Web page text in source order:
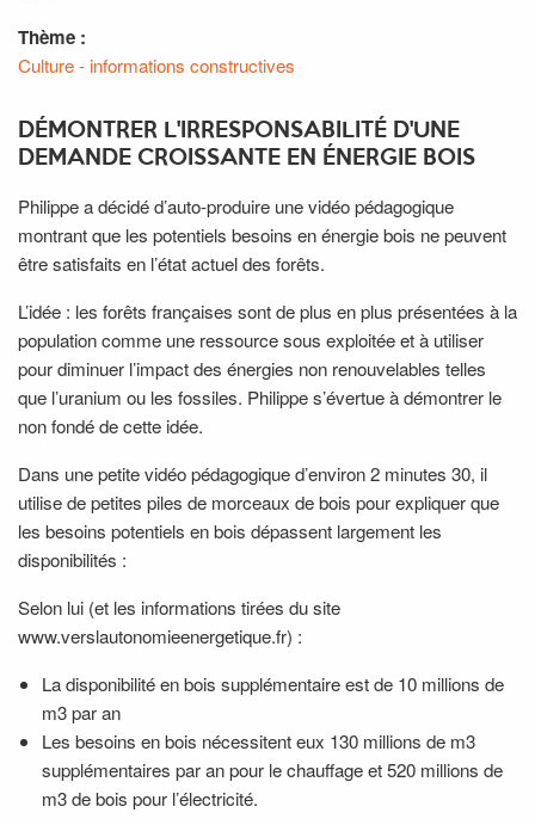
Thème :
Culture - informations constructives
DÉMONTRER L'IRRESPONSABILITÉ D'UNE
DEMANDE CROISSANTE EN ÉNERGIE BOIS
Philippe a décidé d’auto-produire une vidéo pédagogique
montrant que les potentiels besoins en énergie bois ne peuvent
être satisfaits en l’état actuel des forêts.
L’idée : les forêts françaises sont de plus en plus présentées à la
population comme une ressource sous exploitée et à utiliser
pour diminuer l’impact des énergies non renouvelables telles
que l’uranium ou les fossiles. Philippe s’évertue à démontrer le
non fondé de cette idée.
Dans une petite vidéo pédagogique d’environ 2 minutes 30, il
utilise de petites piles de morceaux de bois pour expliquer que
les besoins potentiels en bois dépassent largement les
disponibilités :
Selon lui (et les informations tirées du site
www.verslautonomieenergetique.fr) :
La disponibilité en bois supplémentaire est de 10 millions de
m3 par an
Les besoins en bois nécessitent eux 130 millions de m3
supplémentaires par an pour le chauffage et 520 millions de
m3 de bois pour l’électricité.